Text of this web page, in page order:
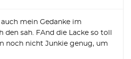
mein Gedanke im
den sah. FAnd die Lacke so toll
noch nicht Junkie genug, um